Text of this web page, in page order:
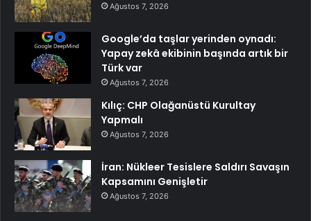
Ağustos 7, 2026
Google’da taşlar yerinden oynadı:
Yapay zekâ ekibinin başında artık bir
Türk var
Ağustos 7, 2026
Kılıç: CHP Olağanüstü Kurultay
Yapmalı
Ağustos 7, 2026
İran: Nükleer Tesislere Saldırı Savaşın
Kapsamını Genişletir
Ağustos 7, 2026